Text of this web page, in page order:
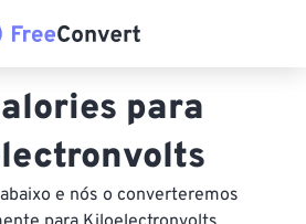
para
e nós o converteremos